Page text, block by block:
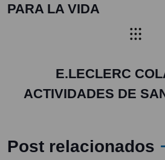
PARA LA VIDA
E.LECLERC
ACTIVIDADES DE
Post relacionados